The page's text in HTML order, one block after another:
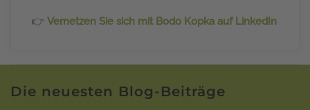
👉 Vernetzen Sie sich mit Bodo Kopka auf LinkedIn
Die neuesten Blog-Beiträge